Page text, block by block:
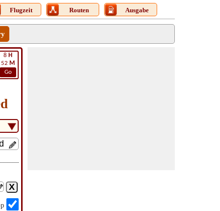
Flugzeit Routen Ausgabe
8 H
52 M
Go